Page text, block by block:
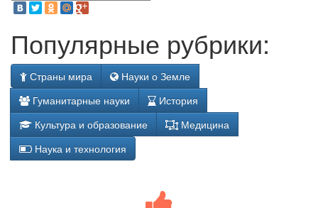
Популярные рубрики:
Страны мира
Науки о Земле
Гуманитарные науки
История
Культура и образование
Медицина
Наука и технология